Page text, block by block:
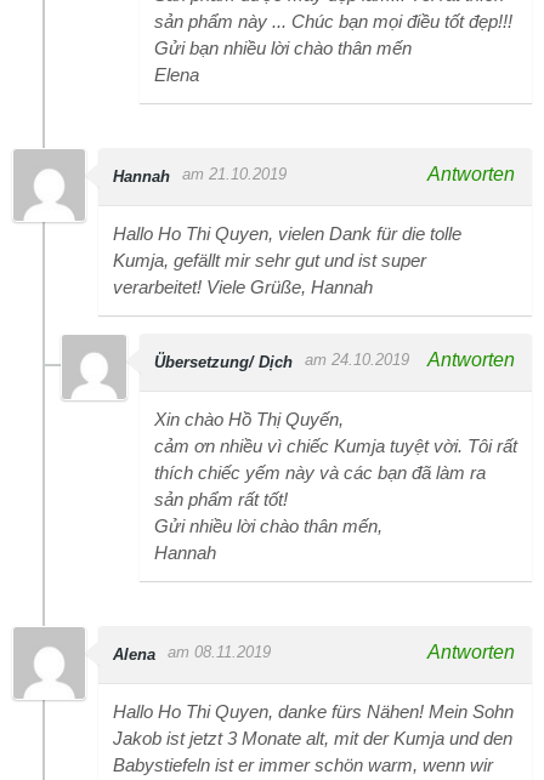
sản phẩm này ... Chúc bạn mọi điều tốt đẹp!!!
Gửi bạn nhiều lời chào thân mến
Elena
Hannah am 21.10.2019 Antworten
Hallo Ho Thi Quyen, vielen Dank für die tolle
Kumja, gefällt mir sehr gut und ist super
verarbeitet! Viele Grüße, Hannah
Übersetzung/ Dịch am 24.10.2019 Antworten
Xin chào Hồ Thị Quyến,
cảm ơn nhiều vì chiếc Kumja tuyệt vời. Tôi rất
thích chiếc yếm này và các bạn đã làm ra
sản phẩm rất tốt!
Gửi nhiều lời chào thân mến,
Hannah
Alena am 08.11.2019 Antworten
Hallo Ho Thi Quyen, danke fürs Nähen! Mein Sohn
Jakob ist jetzt 3 Monate alt, mit der Kumja und den
Babystiefeln ist er immer schön warm, wenn wir